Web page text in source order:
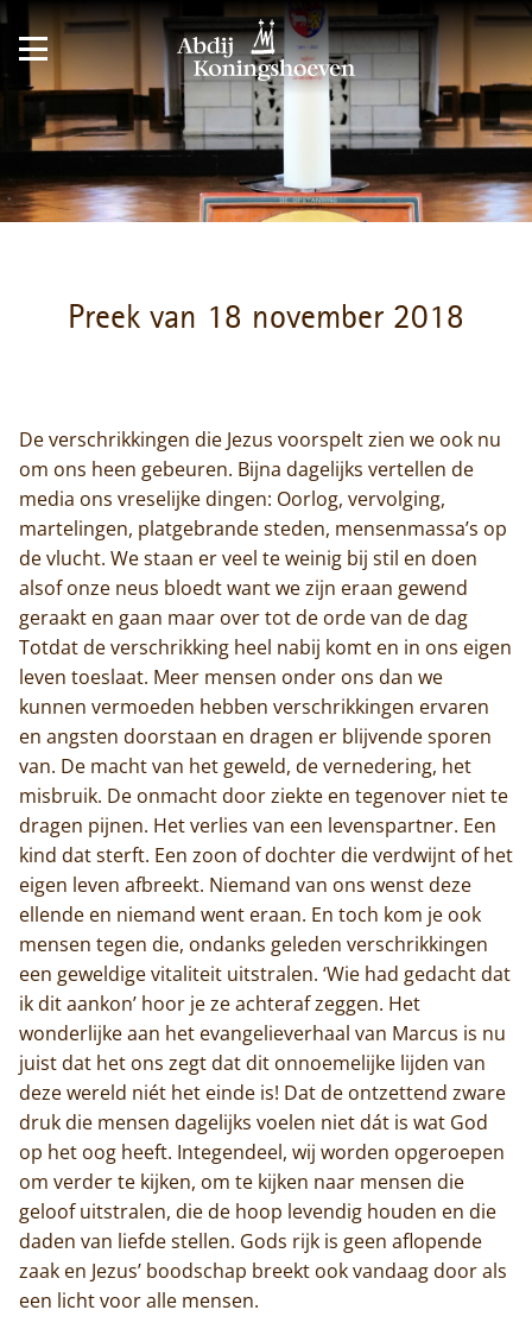
Preek van 18 november 2018
De verschrikkingen die Jezus voorspelt zien we ook nu
om ons heen gebeuren. Bijna dagelijks vertellen de
media ons vreselijke dingen: Oorlog, vervolging,
martelingen, platgebrande steden, mensenmassa’s op
de vlucht. We staan er veel te weinig bij stil en doen
alsof onze neus bloedt want we zijn eraan gewend
geraakt en gaan maar over tot de orde van de dag
Totdat de verschrikking heel nabij komt en in ons eigen
leven toeslaat. Meer mensen onder ons dan we
kunnen vermoeden hebben verschrikkingen ervaren
en angsten doorstaan en dragen er blijvende sporen
van. De macht van het geweld, de vernedering, het
misbruik. De onmacht door ziekte en tegenover niet te
dragen pijnen. Het verlies van een levenspartner. Een
kind dat sterft. Een zoon of dochter die verdwijnt of het
eigen leven afbreekt. Niemand van ons wenst deze
ellende en niemand went eraan. En toch kom je ook
mensen tegen die, ondanks geleden verschrikkingen
een geweldige vitaliteit uitstralen. ‘Wie had gedacht dat
ik dit aankon’ hoor je ze achteraf zeggen. Het
wonderlijke aan het evangelieverhaal van Marcus is nu
juist dat het ons zegt dat dit onnoemelijke lijden van
deze wereld niét het einde is! Dat de ontzettend zware
druk die mensen dagelijks voelen niet dát is wat God
op het oog heeft. Integendeel, wij worden opgeroepen
om verder te kijken, om te kijken naar mensen die
geloof uitstralen, die de hoop levendig houden en die
daden van liefde stellen. Gods rijk is geen aflopende
zaak en Jezus’ boodschap breekt ook vandaag door als
een licht voor alle mensen.